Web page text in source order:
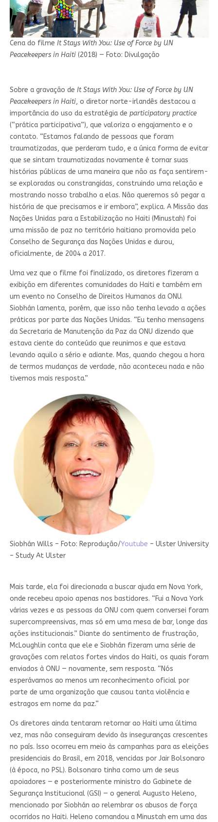
Cena do filme It Stays With You: Use of Force by UN
Peacekeepers in Haiti(2018) — Foto: Divulgação
Sobre a gravação de It Stays With You: Use of Force by UN
Peacekeepers in Haiti, o diretor norte-irlandês destacou a
importância do uso da estratégia de participatory practice
(“prática participativa”), que valoriza o engajamento e o
contato. “Estamos falando de pessoas que foram
traumatizadas, que perderam tudo, e a única forma de evitar
que se sintam traumatizadas novamente é tornar suas
histórias públicas de uma maneira que não as faça sentirem-
se exploradas ou constrangidas, construindo uma relação e
mostrando nosso trabalho a elas. Não queremos só pegar a
história de que precisamos e ir embora”, explica. A Missão das
Nações Unidas para a Estabilização no Haiti (Minustah) foi
uma missão de paz no território haitiano promovida pelo
Conselho de Segurança das Nações Unidas e durou,
oficialmente, de 2004 a 2017.
Uma vez que o filme foi finalizado, os diretores fizeram a
exibição em diferentes comunidades do Haiti e também em
um evento no Conselho de Direitos Humanos da ONU.
Siobhán lamenta, porém, que isso não tenha levado a ações
práticas por parte das Nações Unidas. “Eu tenho mensagens
da Secretaria de Manutenção da Paz da ONU dizendo que
estava ciente do conteúdo que reunimos e que estava
levando aquilo a sério e adiante. Mas, quando chegou a hora
de termos mudanças de verdade, não aconteceu nada e não
tivemos mais resposta.”
Siobhán Wills – Foto: Reprodução/Youtube – Ulster University
– Study At Ulster
Mais tarde, ela foi direcionada a buscar ajuda em Nova York,
onde recebeu apoio apenas nos bastidores. “Fui a Nova York
várias vezes e as pessoas da ONU com quem conversei foram
supercompreensivas, mas só em uma mesa de bar, longe das
ações institucionais.” Diante do sentimento de frustração,
McLoughlin conta que ele e Siobhán fizeram uma série de
gravações com relatos fortes vindos do Haiti, os quais foram
enviados à ONU — novamente, sem resposta. “Nós
esperávamos ao menos um reconhecimento oficial por
parte de uma organização que causou tanta violência e
estragos em nome da paz.”
Os diretores ainda tentaram retornar ao Haiti uma última
vez, mas não conseguiram devido às inseguranças crescentes
no país. Isso ocorreu em meio às campanhas para as eleições
presidenciais do Brasil, em 2018, vencidas por Jair Bolsonaro
(à época, no PSL). Bolsonaro tinha como um de seus
apoiadores — e posteriormente ministro do Gabinete de
Segurança Institucional (GSI) — o general Augusto Heleno,
mencionado por Siobhán ao relembrar os abusos de força
ocorridos no Haiti. Heleno comandou a Minustah em uma das